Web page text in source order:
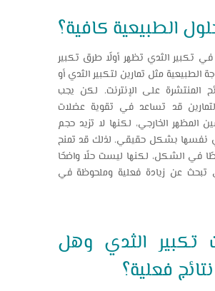
الطبيعية كافية؟
في تكبير الثدي تظهر أولًا طرق تكبير
الطبيعية مثل تمارين لتكبير الثدي أو
المنتشرة على الإنترنت. لكن يجب
قد تساعد في تقوية عضلات
المظهر الخارجي، لكنها لا تزيد حجم
نفسها بشكل حقيقي. لذلك قد تمنح
في الشكل، لكنها ليست حلًا واضحًا
تبحث عن زيادة فعلية وملحوظة في
تكبير الثدي وهل
فعلية؟